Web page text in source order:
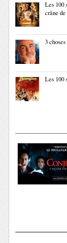
Les 100
crâne
3
Les 100